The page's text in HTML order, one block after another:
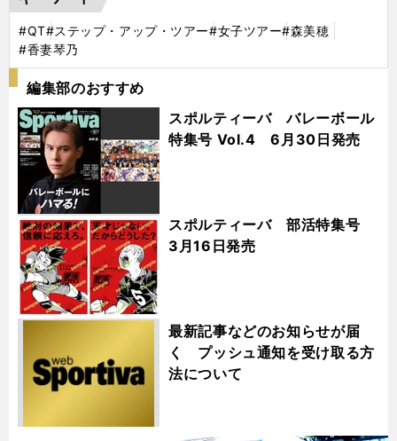
#QT#ステップ・アップ・ツアー#女子ツアー#森美穂
#香妻琴乃
編集部のおすすめ
スポルティーバ バレーボール
特集号 Vol.4 6月30日発売
スポルティーバ 部活特集号
3月16日発売
最新記事などのお知らせが届
く プッシュ通知を受け取る方
法について